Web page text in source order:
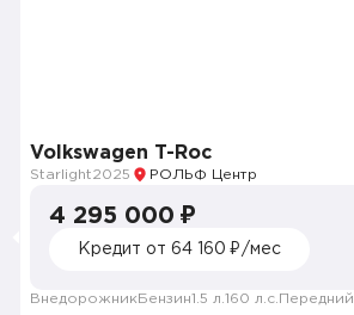
Volkswagen T-Roc
Starlight2025 РОЛЬФ Центр
4 295 000 ₽
Кредит от 64 160 ₽/мес
Внедорожник Бензин1.5 л. 160 л.с. Передний